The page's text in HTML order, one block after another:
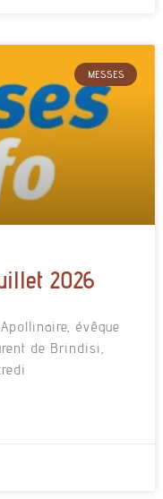
MESSES
2026
évêque
de Brindisi,